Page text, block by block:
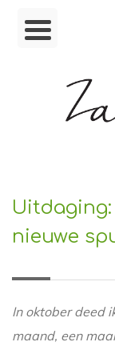
Skip
nieuwe
In oktober deed
maand, een